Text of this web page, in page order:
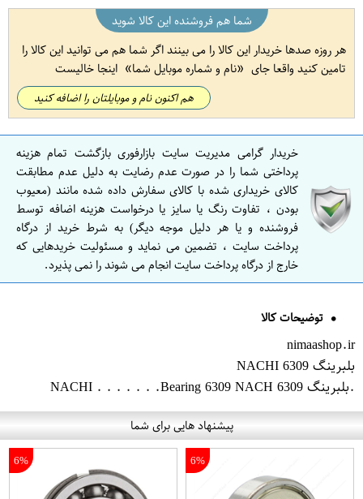
شما هم فروشنده این کالا شوید
هر روزه صدها خریدار این کالا را می بینند اگر شما هم می توانید این کالا را
تامین کنید واقعا جای
نام و شماره موبایل شما اینجا خالیست
هم اکنون نام و موبایلتان را اضافه کنید
خریدار گرامی مدیریت سایت بازارفوری بازگشت تمام هزینه
پرداختی شما را در صورت عدم رضایت به دلیل عدم مطابقت
کالای خریداری شده با کالای سفارش داده شده مانند (معیوب
بودن ، تفاوت رنگ یا سایز یا درخواست هزینه اضافه توسط
فروشنده و یا هر دلیل موجه دیگر) به شرط خرید از درگاه
پرداخت سایت ، تضمین می نماید و مسئولیت خریدهایی که
خارج از درگاه پرداخت سایت انجام می شوند را نمی پذیرد.
توضیحات کالا
nimaashop.ir
بلبرینگ 6309 NACHI
.بلبرینگ 6309 NACHI . . . . . . .Bearing 6309 NACH
پیشنهاد هایی برای شما
6%
6%